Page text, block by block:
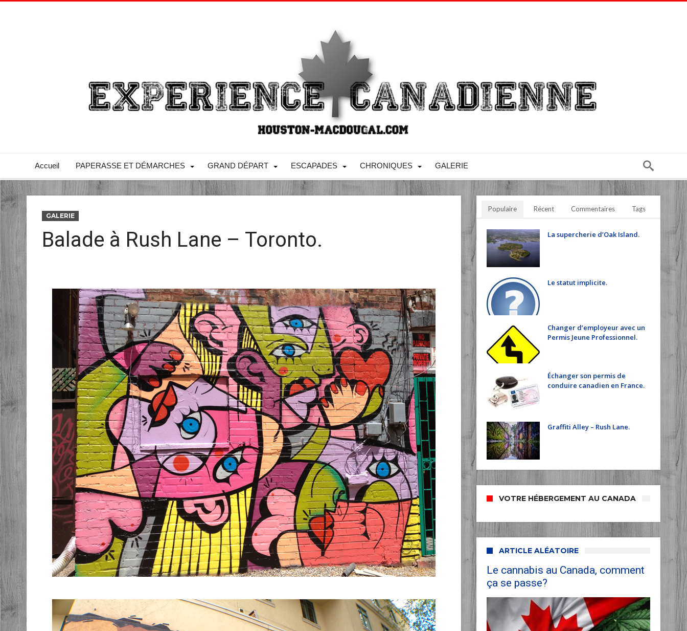
Accueil PAPERASSE ET DÉMARCHES GRAND DÉPART ESCAPADES CHRONIQUES GALERIE
GALERIE
Balade à Rush Lane – Toronto.
Populaire Récent Commentaires Tags
La supercherie d’Oak Island.
Le statut implicite.
Changer d’employeur avec un
Permis Jeune Professionnel.
Échanger son permis de
conduire canadien en France.
Graffiti Alley – Rush Lane.
VOTRE HÉBERGEMENT AU CANADA
ARTICLE ALÉATOIRE
Le cannabis au Canada, comment
ça se passe?